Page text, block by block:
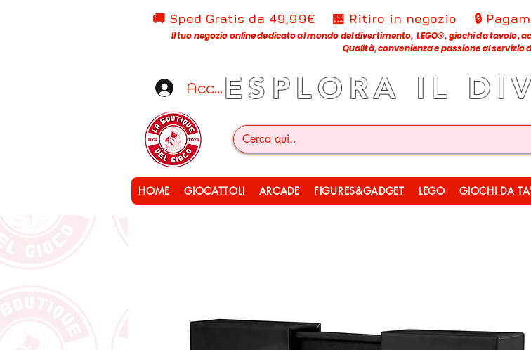
ESPLORA IL
Accedi
🚚 Sped Gratis da 49,99€ 🏪 Ritiro in negozio 🔒
Il tuo negozio online dedicato al mondo del divertimento, LEGO®, giochi da tavolo,
Qualità, convenienza e passione al servizio
HOME GIOCATTOLI ARCADE FIGURES&GADGET LEGO GIOCHI DA